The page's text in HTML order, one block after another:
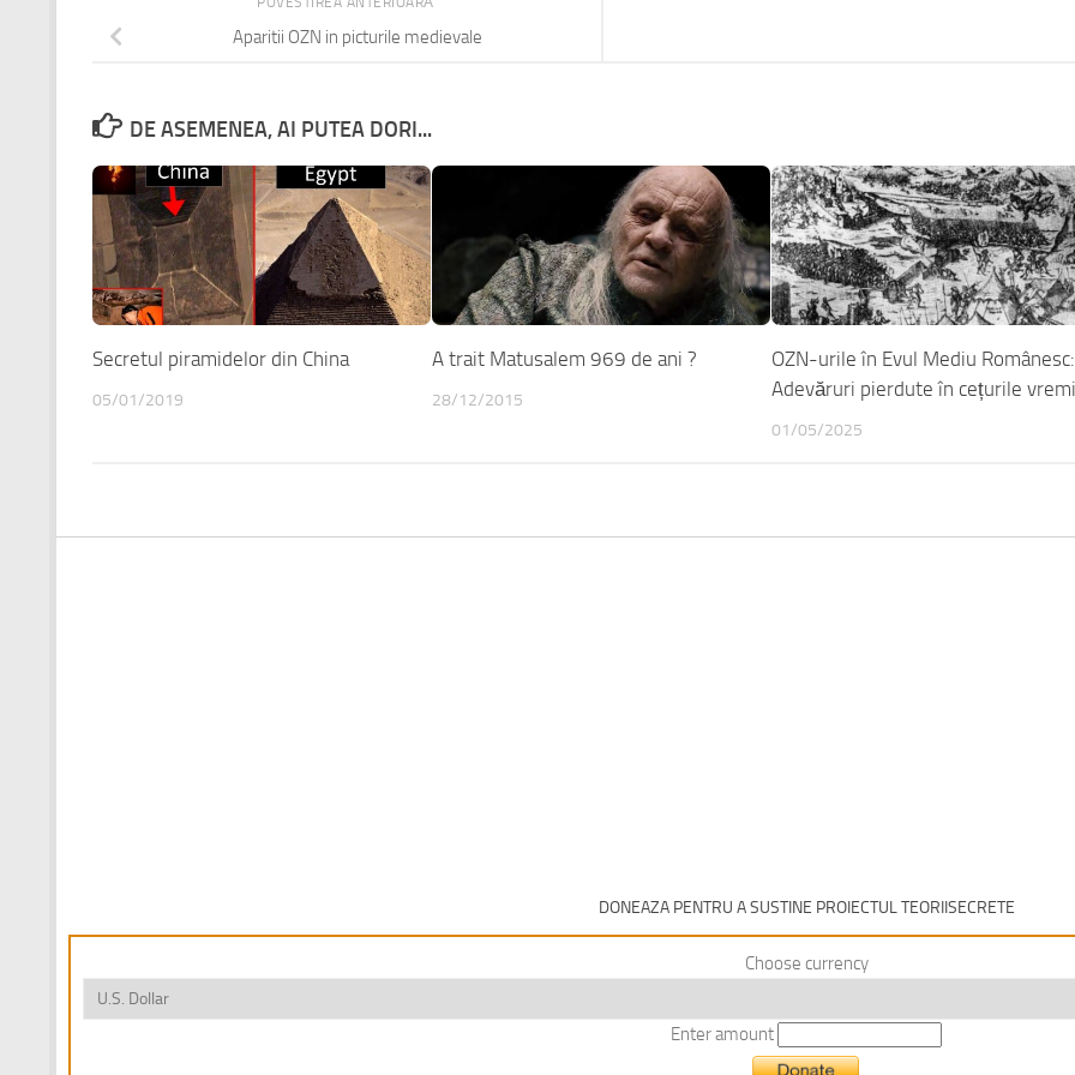
Aparitii OZN in picturile medievale
DE ASEMENEA, AI PUTEA DORI...
Secretul piramidelor din China
05/01/2019
A trait Matusalem 969 de ani ?
28/12/2015
OZN-urile în Evul Mediu Românesc:
Adevăruri pierdute în cețurile
01/05/2025
DONEAZA PENTRU A SUSTINE PROIECTUL TEORIISECRETE
Choose currency
Enter amount